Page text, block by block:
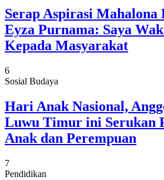
Serap Aspirasi Mahalona
Eyza Purnama: Saya
Kepada Masyarakat
6
Sosial Budaya
Hari Anak Nasional,
Luwu Timur ini Serukan
Anak dan Perempuan
7
Pendidikan